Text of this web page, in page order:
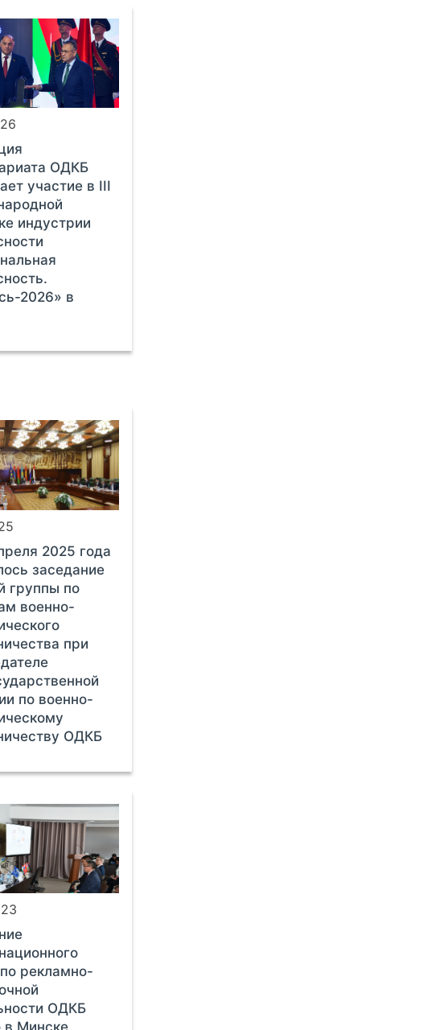
ОДКБ
участие в III
индустрии
2026» в
2025 года
заседание
группы по
военно-
при
по военно-
ОДКБ
рекламно-
ОДКБ
в Минске